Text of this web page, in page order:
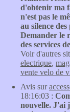
d'obtenir ma
n'est pas le
au silence
Demander le
des services
Voir d'autres
electrique,
vente velo de
Avis sur
18:16:03 :
nouvelle. J'ai